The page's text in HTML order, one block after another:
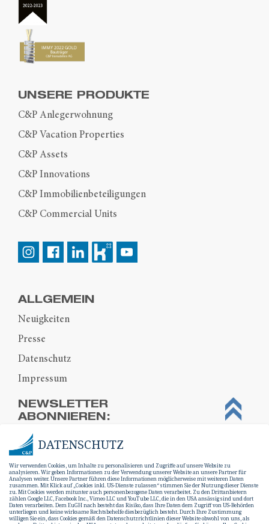
UNSERE PRODUKTE
C&P Anlegerwohnung
C&P Vacation Properties
C&P Assets
C&P Innovations
C&P Immobilienbeteiligungen
C&P Commercial Units
ALLGEMEIN
Neuigkeiten
Presse
Datenschutz
Impressum
NEWSLETTER
ABONNIEREN:
DATENSCHUTZ
Wir verwenden Cookies, um Inhalte zu personalisieren und Zugriffe auf unsere Website zu
analysieren. Wir geben Informationen zu der Verwendung unserer Website an unsere Partner für
Analysen weiter. Unsere Partner führen diese Informationen möglicherweise mit weiteren Daten
zusammen. Mit Klick auf „Cookies inkl. US-Dienste zulassen“ stimmen Sie der Nutzung dieser Dienste
zu. Mit Cookies werden mitunter auch personenbezogene Daten verarbeitet. Zu den Drittanbietern
zählen Google LLC, Facebook Inc., Vimeo LLC und YouTube LLC, die in den USA ansässig sind und dort
Daten verarbeiten. Dem EuGH nach besteht das Risiko, dass Ihre Daten dem Zugriff von US-Behörden
unterliegen und keine wirksame Rechtsbehelfe diesbezüglich besteht. Durch Ihre Zustimmung
willigen Sie ein, dass Cookies gemäß den Datenschutzrichtlinien dieser Website obwohl von uns, als